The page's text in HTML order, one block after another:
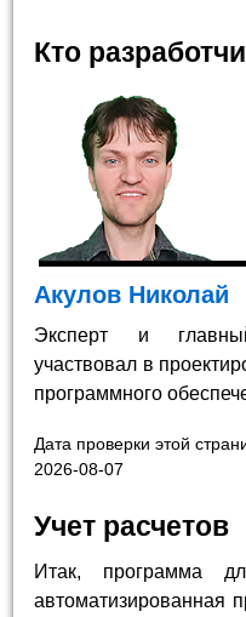
Кто
Акулов Николай
Эксперт и
участвовал в
программного
Дата проверки этой
2026-08-07
Учет расчетов
Итак, программа
автоматизированная